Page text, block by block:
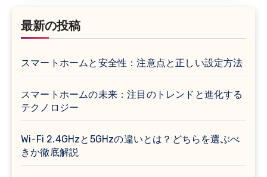
最新の投稿
スマートホームと安全性：注意点と正しい設定方法
スマートホームの未来：注目のトレンドと進化する
テクノロジー
Wi-Fi 2.4GHzと5GHzの違いとは？どちらを選ぶべ
きか徹底解説